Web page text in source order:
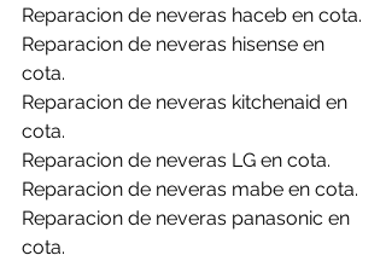
Reparacion de neveras haceb en cota.
Reparacion de neveras hisense en
cota.
Reparacion de neveras kitchenaid en
cota.
Reparacion de neveras LG en cota.
Reparacion de neveras mabe en cota.
Reparacion de neveras panasonic en
cota.